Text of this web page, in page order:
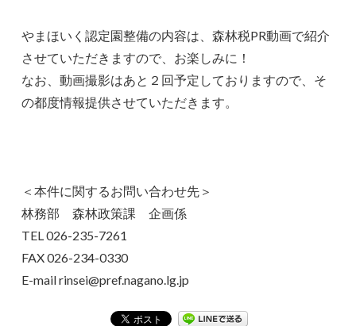
やまほいく認定園整備の内容は、森林税PR動画で紹介
させていただきますので、お楽しみに！
なお、動画撮影はあと２回予定しておりますので、そ
の都度情報提供させていただきます。
＜本件に関するお問い合わせ先＞
林務部 森林政策課 企画係
TEL 026-235-7261
FAX 026-234-0330
E-mail rinsei@pref.nagano.lg.jp